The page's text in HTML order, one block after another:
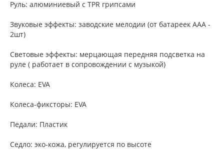
Руль: алюминиевый с TPR грипсами
Звуковые эффекты: заводские мелодии (от батареек ААА -
2шт)
Световые эффекты: мерцающая передняя подсветка на
руле ( работает в сопровождении с музыкой)
Колеса: EVA
Колеса-фиксторы: EVA
Педали: Пластик
Седло: эко-кожа, регулируется по высоте